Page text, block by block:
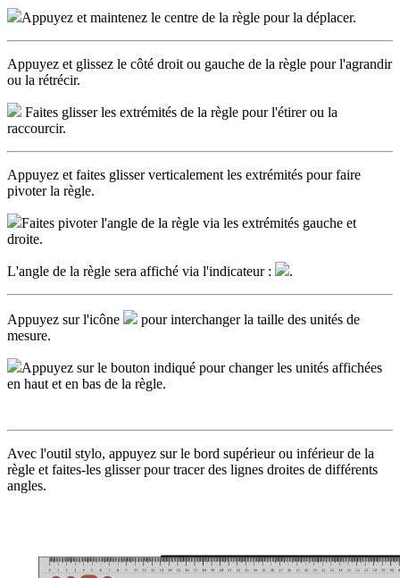
Appuyez et maintenez le centre de la règle pour la déplacer.
Appuyez et glissez le côté droit ou gauche de la règle pour l'agrandir
ou la rétrécir.
Faites glisser les extrémités de la règle pour l'étirer ou la
raccourcir.
Appuyez et faites glisser verticalement les extrémités pour faire
pivoter la règle.
Faites pivoter l'angle de la règle via les extrémités gauche et
droite.
L'angle de la règle sera affiché via l'indicateur : .
Appuyez sur l'icône
pour interchanger la taille des unités de
mesure.
Appuyez sur le bouton indiqué pour changer les unités affichées
en haut et en bas de la règle.
Avec l'outil stylo, appuyez sur le bord supérieur ou inférieur de la
règle et faites-les glisser pour tracer des lignes droites de différents
angles.